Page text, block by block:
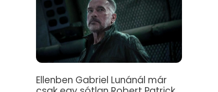
Ellenben Gabriel Lunánál már